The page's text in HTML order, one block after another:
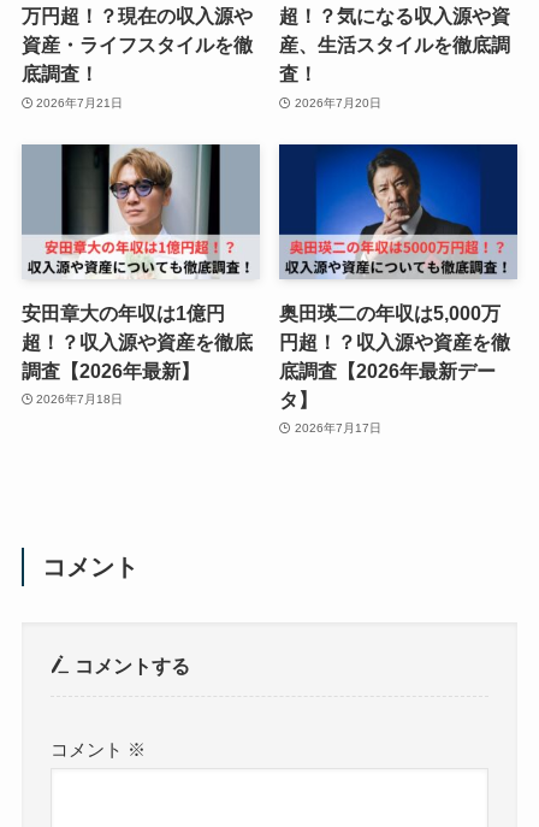
万円超！？現在の収入源や
資産・ライフスタイルを徹
底調査！
2026年7月21日
超！？気になる収入源や資
産、生活スタイルを徹底調
査！
2026年7月20日
安田章大の年収は1億円
超！？収入源や資産を徹底
調査【2026年最新】
2026年7月18日
奥田瑛二の年収は5,000万
円超！？収入源や資産を徹
底調査【2026年最新デー
タ】
2026年7月17日
コメント
コメントする
コメント ※